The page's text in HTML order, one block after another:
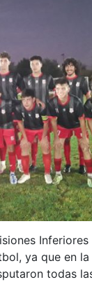
ya que en la
todas